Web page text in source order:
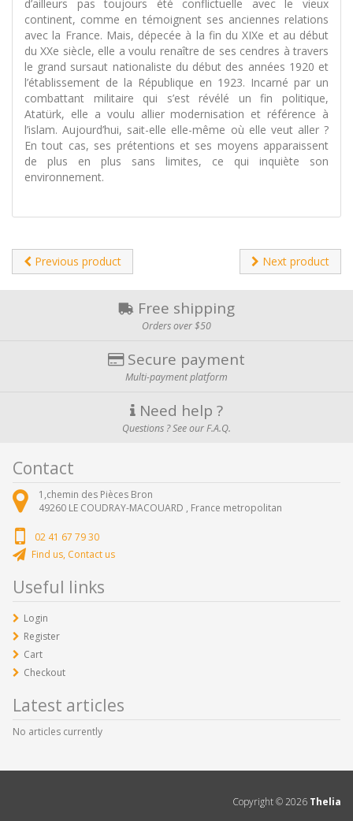
d’ailleurs pas toujours été conflictuelle avec le vieux
continent, comme en témoignent ses anciennes relations
avec la France. Mais, dépecée à la fin du XIXe et au début
du XXe siècle, elle a voulu renaître de ses cendres à travers
le grand sursaut nationaliste du début des années 1920 et
l’établissement de la République en 1923. Incarné par un
combattant militaire qui s’est révélé un fin politique,
Atatürk, elle a voulu allier modernisation et référence à
l’islam. Aujourd’hui, sait-elle elle-même où elle veut aller ?
En tout cas, ses prétentions et ses moyens apparaissent
de plus en plus sans limites, ce qui inquiète son
environnement.
Previous product Next product
Free shipping
Orders over $50
Secure payment
Multi-payment platform
Need help ?
Questions ? See our F.A.Q.
Contact
1,chemin des Pièces Bron
49260 LE COUDRAY-MACOUARD , France metropolitan
02 41 67 79 30
Find us, Contact us
Useful links
Login
Register
Cart
Checkout
Latest articles
No articles currently
Copyright ©2026 Thelia